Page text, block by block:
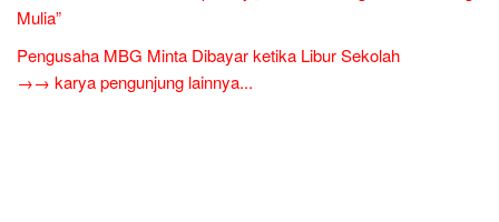
Mulia”
Pengusaha MBG Minta Dibayar ketika Libur Sekolah
→→ karya pengunjung lainnya...